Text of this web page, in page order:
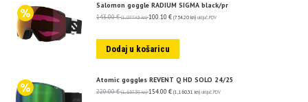
Salomon goggle RADIUM SIGMA black/pr
143.00€ (1,077.43 kn) 100.10 € (754.20 kn) uključ. PDV
Dodaj u košaricu
Atomic goggles REVENT Q HD SOLO 24/25
220.00€ (1,657.59 kn) 154.00 € (1,160.31 kn) uključ. PDV